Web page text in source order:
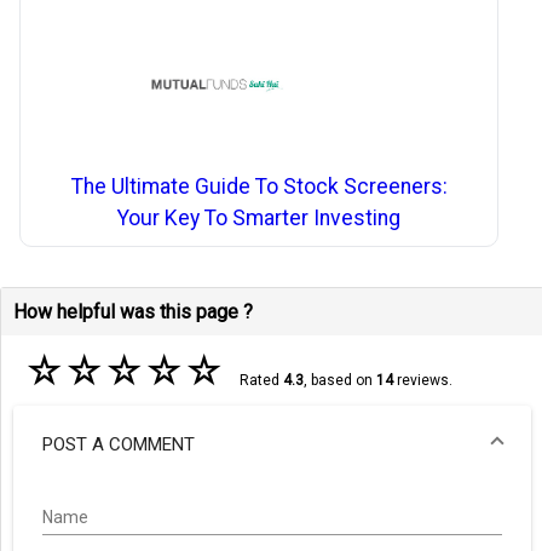
The Ultimate Guide To Stock Screeners:
Your Key To Smarter Investing
How helpful was this page ?
☆☆☆☆☆ Rated 4.3, based on 14reviews.
POST A COMMENT
Name